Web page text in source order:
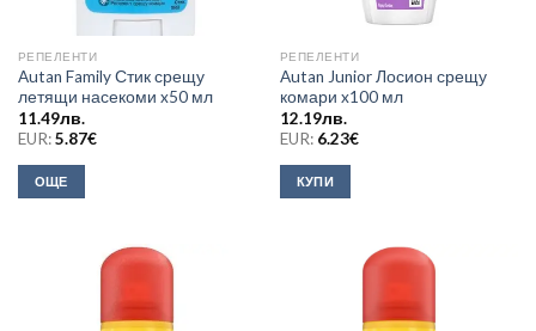
РЕПЕЛЕНТИ
Autan Family Стик срещу
летящи насекоми x50 мл
11.49лв.
EUR:5.87€
ОЩЕ
РЕПЕЛЕНТИ
Autan Junior Лосион срещу
комари x100 мл
12.19лв.
EUR: 6.23€
КУПИ